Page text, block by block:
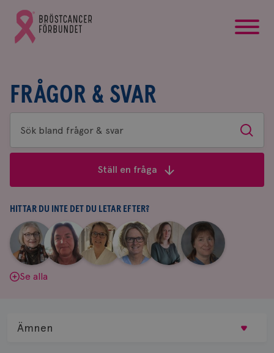
Gå
till
Bröstcancerförbundets
FRÅGOR & SVAR
Sök
bland
&
svar
Sök
Ställ en fråga
HITTAR DU INTE DET DU LETAR EFTER?
Aina
Johnsson
|
Anne
Andersson
Fredrika
Killander
|
Jeanette
Bäcklund
|
Maria
Edegran
|
Yvette
Andersson
Se alla
Ämnen